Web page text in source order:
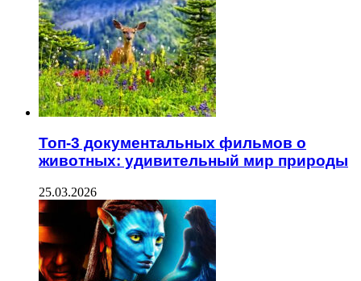
Топ-3 документальных фильмов о
животных: удивительный мир природы
25.03.2026